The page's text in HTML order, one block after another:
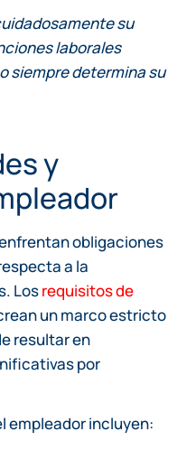
su
laborales
siempre determina su
y
obligaciones
a la
Losrequisitos de
un marco estricto
resultar en
por
empleador incluyen: